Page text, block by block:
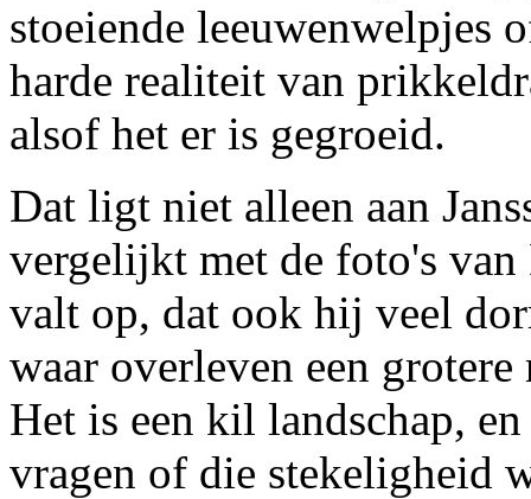
stoeiende leeuwenwelpjes
harde realiteit van
alsof het er is gegroeid.
Dat ligt niet alleen aan
vergelijkt met de foto's
valt op, dat ook hij veel
waar overleven een
Het is een kil landschap,
vragen of die stekeligheid